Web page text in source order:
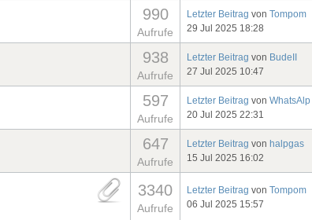
990
Aufrufe
Letzter Beitrag vonTompom
29 Jul 2025 18:28
938
Aufrufe
Letzter Beitrag von BudeII
27 Jul 2025 10:47
597
Aufrufe
Letzter Beitrag vonWhatsAlp
20 Jul 2025 22:31
647
Aufrufe
Letzter Beitrag vonhalpgas
15 Jul 2025 16:02
3340
Aufrufe
Letzter Beitrag vonTompom
06 Jul 2025 15:57